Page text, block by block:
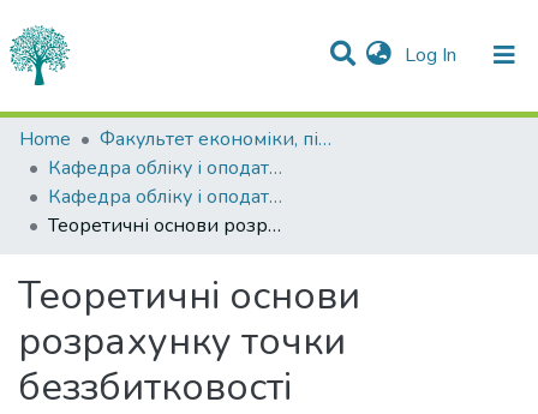
Log In (current)
Statistics
Communities & Collections
All of DSpace
Home
Факультет економіки, підприємництва та інформаційних технологій
Кафедра обліку і оподаткування
Кафедра обліку і оподаткування
Теоретичні основи розрахунку точки беззбитковості
Теоретичні основи
розрахунку точки
беззбитковості